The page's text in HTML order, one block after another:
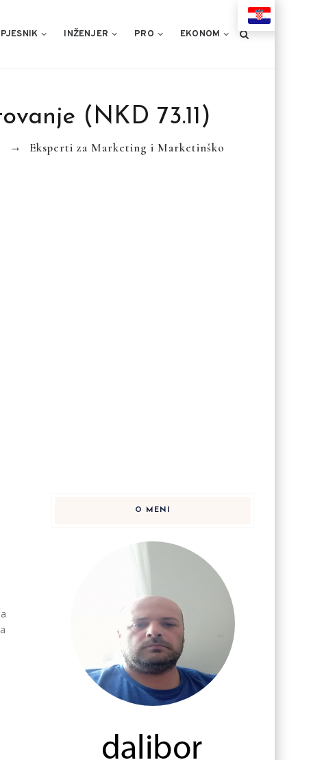
PJESNIK INŽENJER PRO EKONOM
(NKD 73.11)
→ Eksperti za Marketing i Marketinško
O MENI